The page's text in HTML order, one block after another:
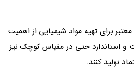
برای تهیه مواد شیمیایی از اهمیت
و استاندارد حتی در مقیاس کوچک نیز
تولید کنند.